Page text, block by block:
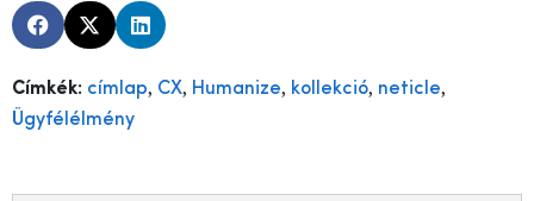
Címkék: címlap, CX, Humanize, kollekció, neticle,
Ügyfélélmény